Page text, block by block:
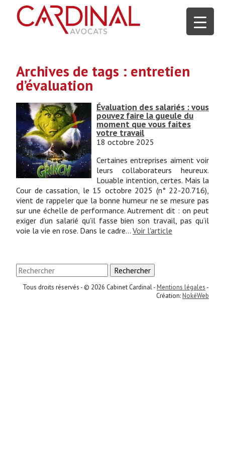
Archives de tags : entretien
d’évaluation
Évaluation des salariés : vous
pouvez faire la gueule du
moment que vous faites
votre travail
18 octobre 2025
Certaines entreprises aiment voir
leurs collaborateurs heureux.
Louable intention, certes. Mais la
Cour de cassation, le 15 octobre 2025 (n° 22-20.716),
vient de rappeler que la bonne humeur ne se mesure pas
sur une échelle de performance. Autrement dit : on peut
exiger d’un salarié qu’il fasse bien son travail, pas qu’il
voie la vie en rose. Dans le cadre... Voir l'article
Rechercher
Tous droits réservés - © 2026 Cabinet Cardinal -Mentions légales -
Création:NokéWeb